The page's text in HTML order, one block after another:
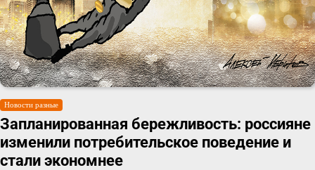
Новости разные
Запланированная бережливость: россияне
изменили потребительское поведение и
стали экономнее